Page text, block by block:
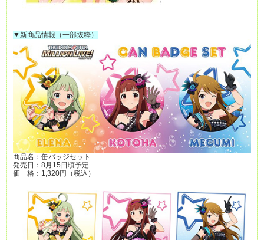
▼新商品情報（一部抜粋）
商品名：缶バッジセット
発売日：8月15日頃予定
価 格：1,320円（税込）